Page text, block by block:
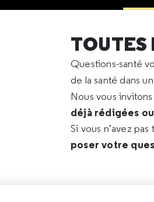
TOUTES
Questions-santé
de la santé dans un
Nous vous
déjà rédigées
Si vous n’avez
poser votre